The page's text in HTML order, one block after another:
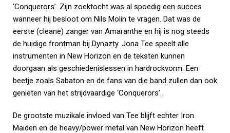
‘Conquerors’. Zijn zoektocht was al spoedig een succes
wanneer hij besloot om Nils Molin te vragen. Dat was de
eerste (cleane) zanger van Amaranthe en hij is nog steeds
de huidige frontman bij Dynazty. Jona Tee speelt alle
instrumenten in New Horizon en de teksten kunnen
doorgaan als geschiedenislessen in hardrockvorm. Een
beetje zoals Sabaton en de fans van die band zullen dan ook
genieten van het strijdvaardige ‘Conquerors’.
De grootste muzikale invloed van Tee blijft echter Iron
Maiden en de heavy/power metal van New Horizon heeft